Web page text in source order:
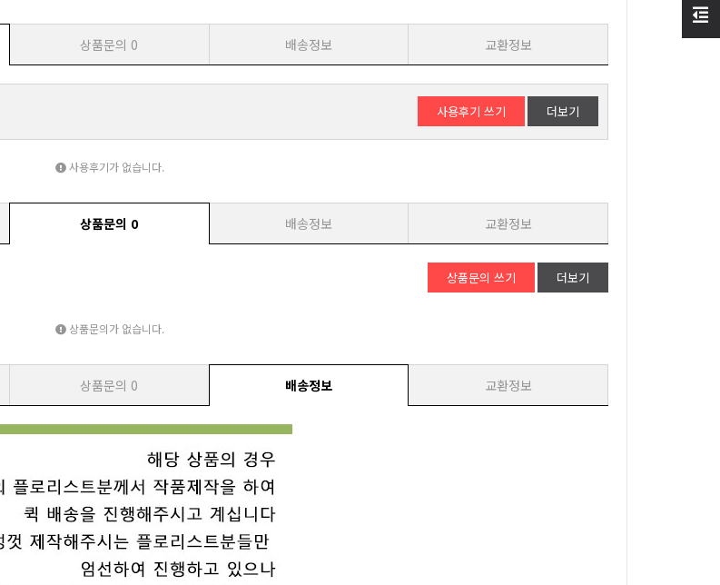
상품문의 0 배송정보 교환정보
사용후기 쓰기 더보기
사용후기가 없습니다.
상품문의 0 배송정보 교환정보
상품문의 쓰기 더보기
상품문의가 없습니다.
상품문의 0 배송정보 교환정보